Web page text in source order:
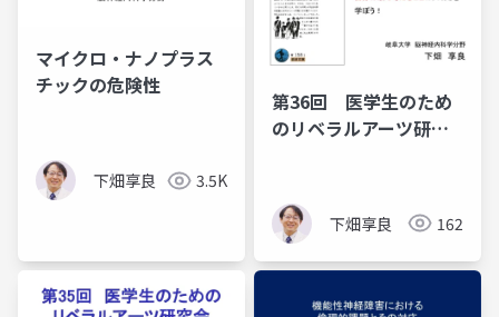
マイクロ・ナノプラス
チックの危険性
下畑享良 3.5K
第36回 医学生のため
のリベラルアーツ研究
下畑享良 162